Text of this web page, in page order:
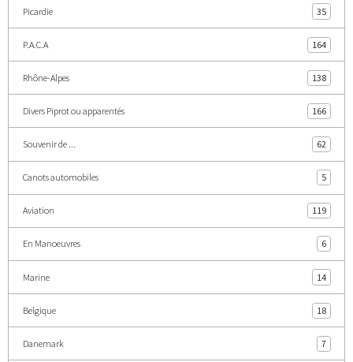
Picardie 35
P.A.C.A 164
Rhône-Alpes 138
Divers Piprot ou apparentés 166
Souvenir de ... 62
Canots automobiles 5
Aviation 119
En Manoeuvres 6
Marine 14
Belgique 18
Danemark 7